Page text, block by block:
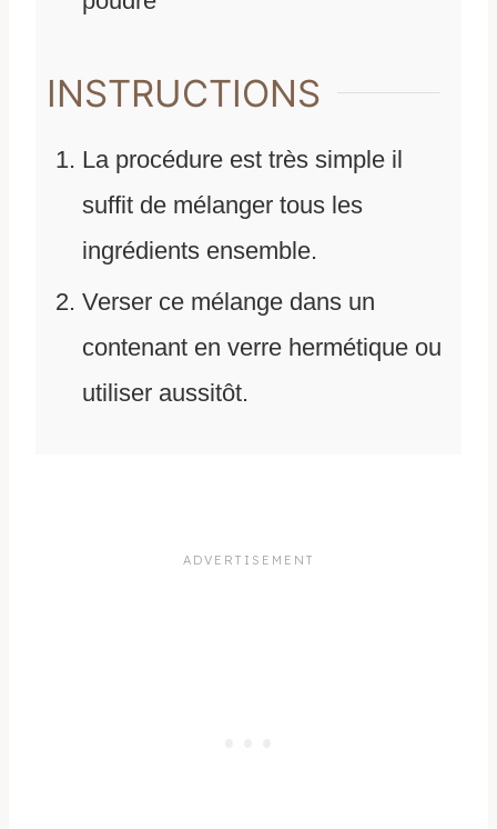
INSTRUCTIONS
La procédure est très simple il
suffit de mélanger tous les
ingrédients ensemble.
Verser ce mélange dans un
contenant en verre hermétique ou
utiliser aussitôt.